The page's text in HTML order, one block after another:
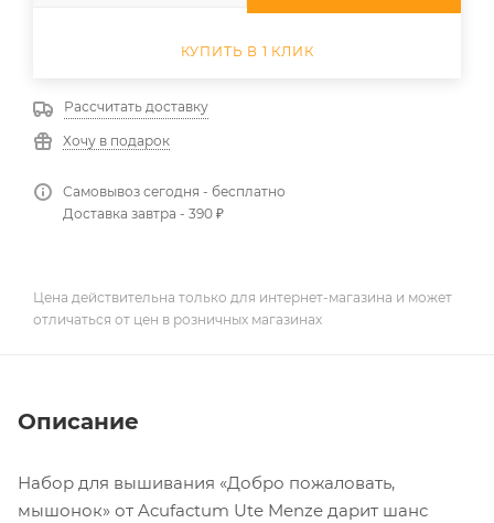
КУПИТЬ В 1 КЛИК
Рассчитать доставку
Хочу в подарок
Самовывоз сегодня - бесплатно
Доставка завтра - 390 ₽
Цена действительна только для интернет-магазина и может
отличаться от цен в розничных магазинах
Описание
Набор для вышивания «Добро пожаловать,
мышонок» от Acufactum Ute Menze дарит шанс